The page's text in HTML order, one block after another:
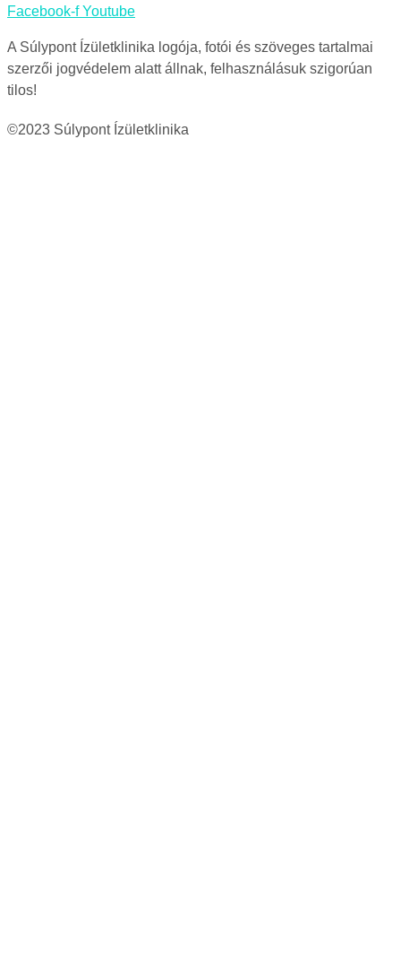
Facebook-f Youtube
A Súlypont Ízületklinika logója, fotói és szöveges tartalmai
szerzői jogvédelem alatt állnak, felhasználásuk szigorúan
tilos!
©2023 Súlypont Ízületklinika